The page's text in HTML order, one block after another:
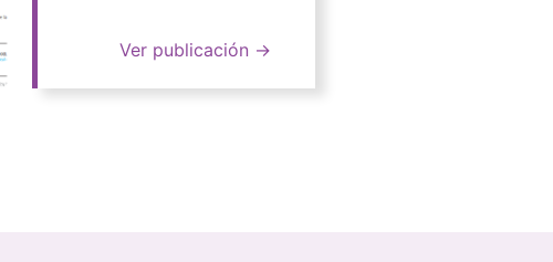
Ver publicación →